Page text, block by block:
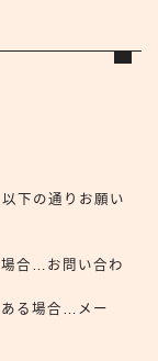
下の通りお願い
場合…お問い合わ
ある場合…メー